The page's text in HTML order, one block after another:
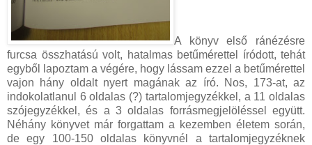
A könyv első ránézésre
furcsa összhatású volt, hatalmas betűmérettel íródott, tehát
egyből lapoztam a végére, hogy lássam ezzel a betűmérettel
vajon hány oldalt nyert magának az író. Nos, 173-at, az
indokolatlanul 6 oldalas (?) tartalomjegyzékkel, a 11 oldalas
szójegyzékkel, és a 3 oldalas forrásmegjelöléssel együtt.
Néhány könyvet már forgattam a kezemben életem során,
de egy 100-150 oldalas könyvnél a tartalomjegyzéknek